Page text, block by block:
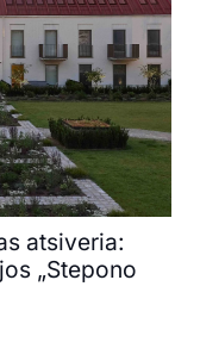
atsiveria:
„Stepono